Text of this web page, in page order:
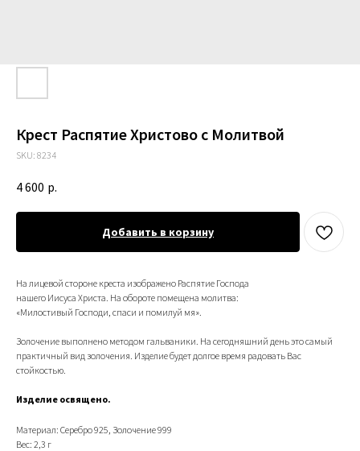
Крест Распятие Христово с Молитвой
SKU: 8234
4 600 р.
Добавить в корзину
На лицевой стороне креста изображено Распятие Господа
нашего Иисуса Христа. На обороте помещена молитва:
«Милостивый Господи, спаси и помилуй мя».
Золочение выполнено методом гальваники. На сегодняшний день это самый
практичный вид золочения. Изделие будет долгое время радовать Вас
стойкостью.
Изделие освящено.
Материал: Серебро 925, Золочение 999
Вес: 2,3 г